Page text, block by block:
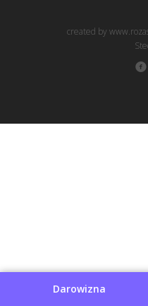
created by
Darowizna